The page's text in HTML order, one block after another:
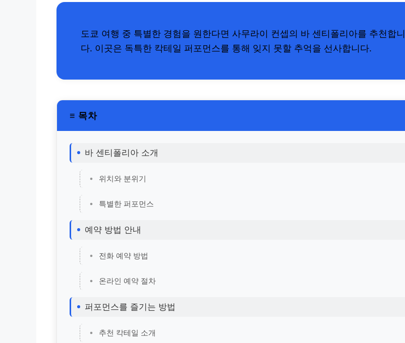
도쿄 여행 중 특별한 경험을 원한다면 사무라이 컨셉의 바 센티폴리아를 추천합니
다. 이곳은 독특한 칵테일 퍼포먼스를 통해 잊지 못할 추억을 선사합니다.
≡ 목차
바 센티폴리아 소개
위치와 분위기
특별한 퍼포먼스
예약 방법 안내
전화 예약 방법
온라인 예약 절차
퍼포먼스를 즐기는 방법
추천 칵테일 소개